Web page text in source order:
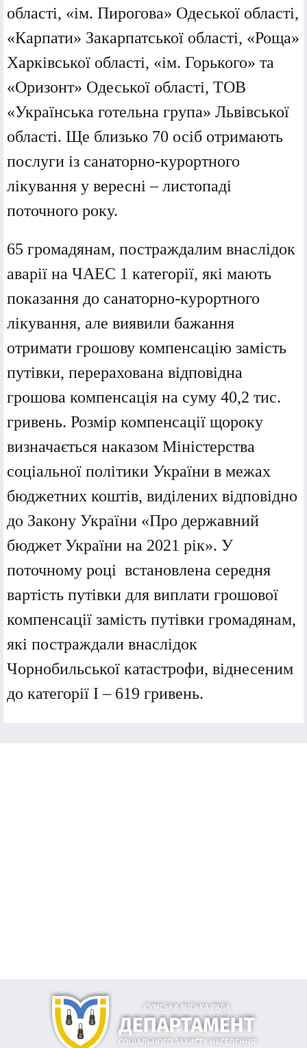
області, «ім. Пирогова» Одеської області,
«Карпати» Закарпатської області, «Роща»
Харківської області, «ім. Горького» та
«Оризонт» Одеської області, ТОВ
«Українська готельна група» Львівської
області. Ще близько 70 осіб отримають
послуги із санаторно-курортного
лікування у вересні – листопаді
поточного року.
65 громадянам, постраждалим внаслідок
аварії на ЧАЕС 1 категорії, які мають
показання до санаторно-курортного
лікування, але виявили бажання
отримати грошову компенсацію замість
путівки, перерахована відповідна
грошова компенсація на суму 40,2 тис.
гривень. Розмір компенсації щороку
визначається наказом Міністерства
соціальної політики України в межах
бюджетних коштів, виділених відповідно
до Закону України «Про державний
бюджет України на 2021 рік». У
поточному році встановлена середня
вартість путівки для виплати грошової
компенсації замість путівки громадянам,
які постраждали внаслідок
Чорнобильської катастрофи, віднесеним
до категорії I – 619 гривень.